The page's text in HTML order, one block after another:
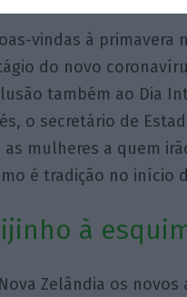
vindas à primavera
do novo
também ao Dia
o secretário de
mulheres a quem
é tradição no início
à
Zelândia os novos